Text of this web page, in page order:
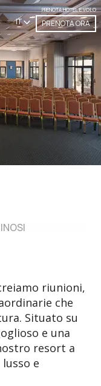
IT
PRENOTA HOTEL E VOLO
PRENOTA ORA
riunioni,
che
Situato su
e una
resort a
e